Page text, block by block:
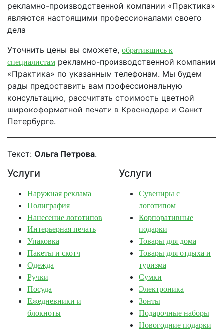
рекламно-производственной компании «Практика»
являются настоящими профессионалами своего
дела
Уточнить цены вы сможете, обратившись к
специалистам рекламно-производственной компании
«Практика» по указанным телефонам. Мы будем
рады предоставить вам профессиональную
консультацию, рассчитать стоимость цветной
широкоформатной печати в Краснодаре и Санкт-
Петербурге.
Текст: Ольга Петрова.
Услуги
Наружная реклама
Полиграфия
Нанесение логотипов
Интерьерная печать
Упаковка
Пакеты и скотч
Одежда
Ручки
Посуда
Ежедневники и
блокноты
Услуги
Сувениры с
логотипом
Корпоративные
подарки
Товары для дома
Товары для отдыха и
туризма
Сумки
Электроника
Зонты
Подарочные наборы
Новогодние подарки